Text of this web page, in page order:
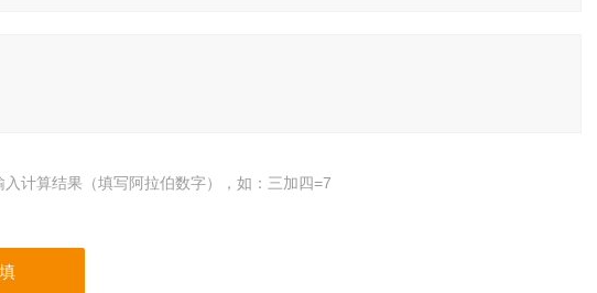
入计算结果（填写阿拉伯数字），如：三加四=7